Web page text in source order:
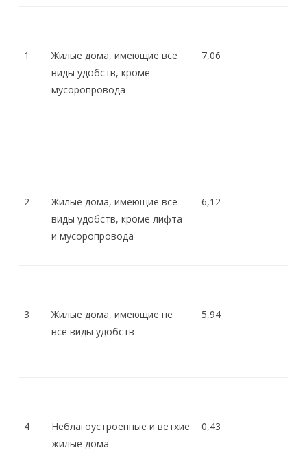
1
Жилые дома, имеющие все
виды удобств, кроме
мусоропровода
7,06
2
Жилые дома, имеющие все
виды удобств, кроме лифта
и мусоропровода
6,12
3
Жилые дома, имеющие не
все виды удобств
5,94
4
Неблагоустроенные и ветхие
жилые дома
0,43